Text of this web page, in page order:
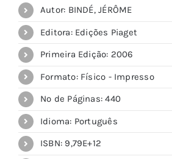
Autor: BINDÉ, JÉRÔME
Editora: Edições Piaget
Primeira Edição: 2006
Formato: Físico - Impresso
Nº de Páginas: 440
Idioma: Português
ISBN: 9,79E+12